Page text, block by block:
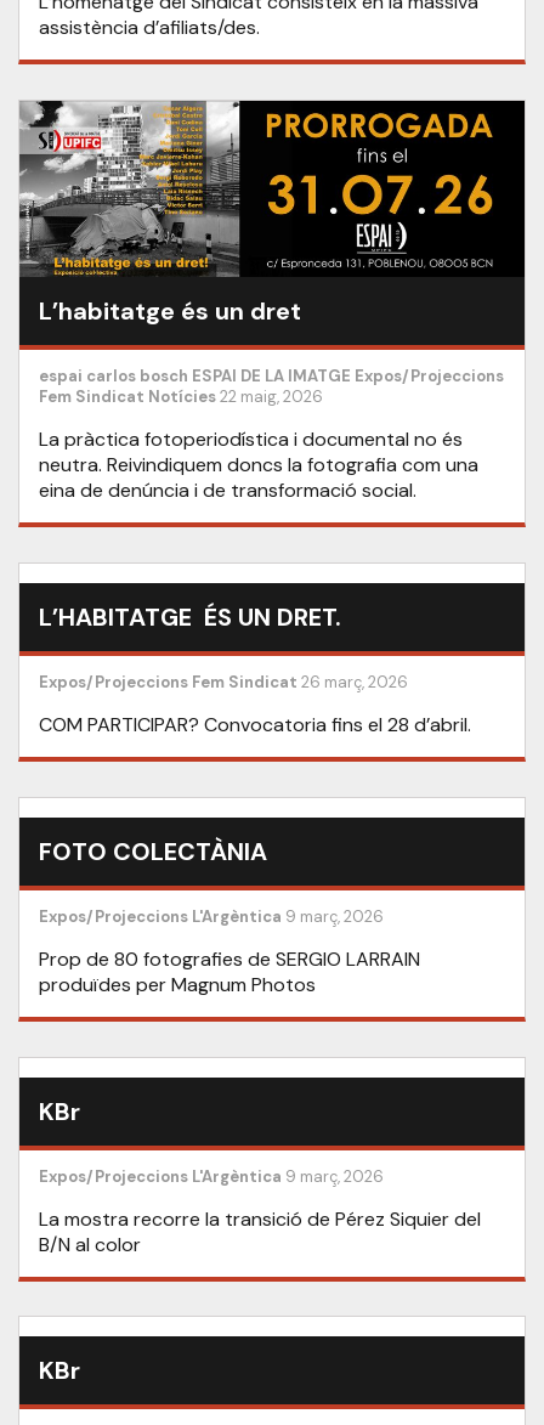
assistència d’afiliats/des.
L’habitatge és un dret
espai carlos bosch ESPAI DE LA IMATGE Expos/Projeccions
Fem Sindicat Notícies22 maig, 2026
La pràctica fotoperiodística i documental no és
neutra. Reivindiquem doncs la fotografia com una
eina de denúncia i de transformació social.
L’HABITATGE ÉS UN DRET.
Expos/Projeccions Fem Sindicat 26 març, 2026
COM PARTICIPAR? Convocatoria fins el 28 d’abril.
FOTO COLECTÀNIA
Expos/Projeccions L'Argèntica 9 març, 2026
Prop de 80 fotografies de SERGIO LARRAIN
produïdes per Magnum Photos
KBr
Expos/Projeccions L'Argèntica 9 març, 2026
La mostra recorre la transició de Pérez Siquier del
B/N al color
KBr